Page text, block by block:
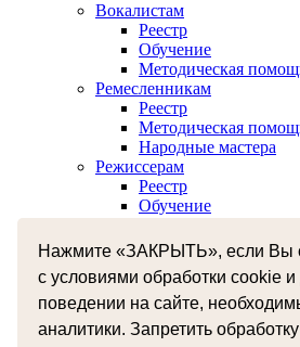
Нажмите «ЗАКРЫТЬ», если Вы
с условиями обработки cookie
поведении на сайте,
аналитики. Запретить
Вокалистам
Реестр
Обучение
Методическая
Ремесленникам
Реестр
Методическая
Народные мастера
Режиссерам
Реестр
Обучение
Реестр
Музыкантам
Реестр
Межнациональное
Независимая оценка качества